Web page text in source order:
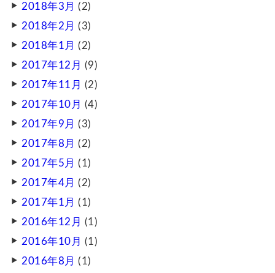
2018年3月 (2)
2018年2月 (3)
2018年1月 (2)
2017年12月 (9)
2017年11月 (2)
2017年10月 (4)
2017年9月 (3)
2017年8月 (2)
2017年5月 (1)
2017年4月 (2)
2017年1月 (1)
2016年12月 (1)
2016年10月 (1)
2016年8月 (1)